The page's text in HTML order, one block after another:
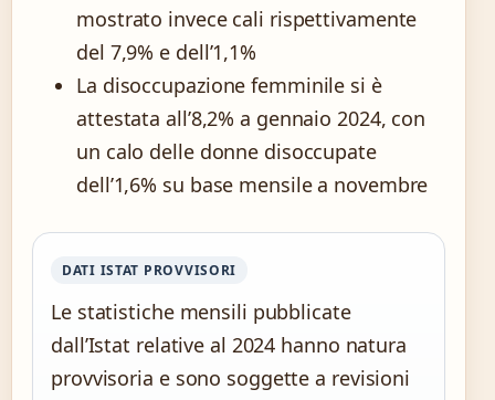
mostrato invece cali rispettivamente
del 7,9% e dell’1,1%
La disoccupazione femminile si è
attestata all’8,2% a gennaio 2024, con
un calo delle donne disoccupate
dell’1,6% su base mensile a novembre
DATI ISTAT PROVVISORI
Le statistiche mensili pubblicate
dall’Istat relative al 2024 hanno natura
provvisoria e sono soggette a revisioni